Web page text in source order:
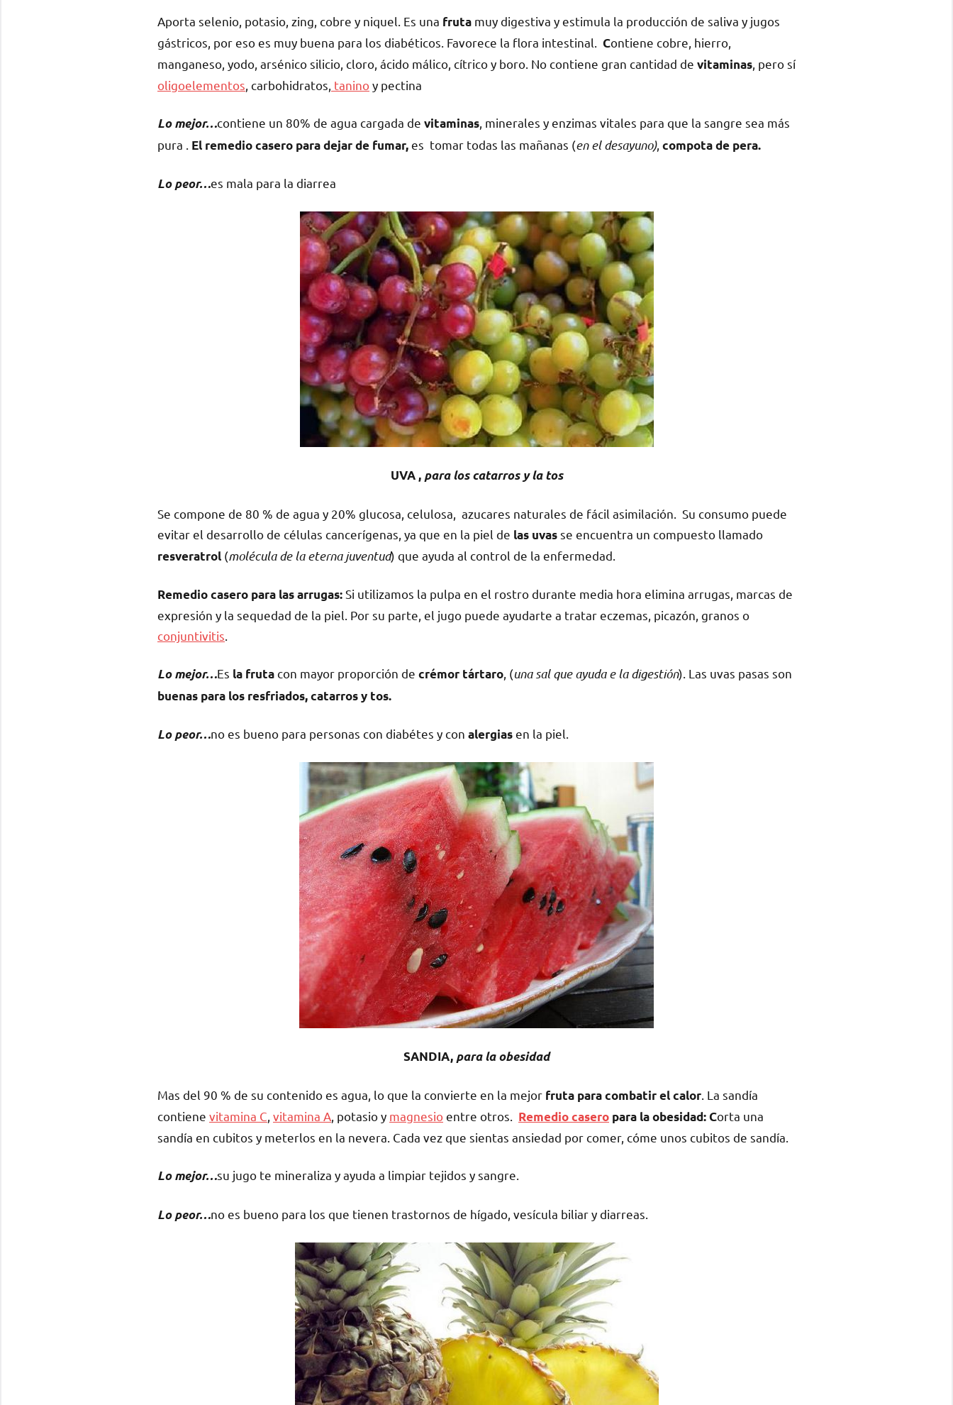
Aporta selenio, potasio, zing, cobre y niquel. Es una fruta muy digestiva y estimula la producción de saliva y jugos
gástricos, por eso es muy buena para los diabéticos. Favorece la flora intestinal. Contiene cobre, hierro,
manganeso, yodo, arsénico silicio, cloro, ácido málico, cítrico y boro. No contiene gran cantidad de vitaminas, pero sí
oligoelementos, carbohidratos, taninoy pectina
Lo mejor…contiene un 80% de agua cargada de vitaminas, minerales y enzimas vitales para que la sangre sea más
pura . El remedio casero para dejar de fumar,es tomar todas las mañanas (en el desayuno), compota de pera.
Lo peor…es mala para la diarrea
UVA , para los catarros y la tos
Se compone de 80 % de agua y 20% glucosa, celulosa, azucares naturales de fácil asimilación. Su consumo puede
evitar el desarrollo de células cancerígenas, ya que en la piel de las uvasse encuentra un compuesto llamado
resveratrol (molécula de la eterna juventud) que ayuda al control de la enfermedad.
Remedio casero para las arrugas:Si utilizamos la pulpa en el rostro durante media hora elimina arrugas, marcas de
expresión y la sequedad de la piel. Por su parte, el jugo puede ayudarte a tratar eczemas, picazón, granos o
conjuntivitis.
Lo mejor…Es la frutacon mayor proporción de crémor tártaro, (una sal que ayuda e la digestión). Las uvas pasas son
buenas para los resfriados, catarros y tos.
Lo peor…no es bueno para personas con diabétes y con alergiasen la piel.
SANDIA, para la obesidad
Mas del 90 % de su contenido es agua, lo que la convierte en la mejor fruta para combatir el calor. La sandía
contiene vitamina C, vitamina A, potasio y magnesioentre otros. Remedio casero para la obesidad: Corta una
sandía en cubitos y meterlos en la nevera. Cada vez que sientas ansiedad por comer, cóme unos cubitos de sandía.
Lo mejor…su jugo te mineraliza y ayuda a limpiar tejidos y sangre.
Lo peor…no es bueno para los que tienen trastornos de hígado, vesícula biliar y diarreas.